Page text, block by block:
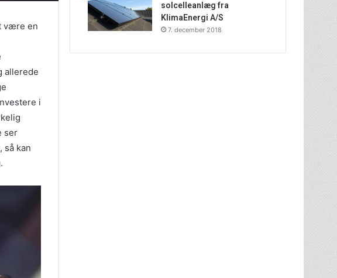
være en
allerede
i
ser
så kan
solcelleanlæg fra
KlimaEnergi A/S
7. december 2018